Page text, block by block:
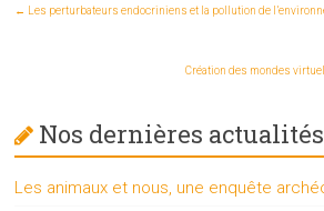
← Les perturbateurs endocriniens et la pollution de
Création des mondes
Nos dernières actualités
Les animaux et nous, une enquête